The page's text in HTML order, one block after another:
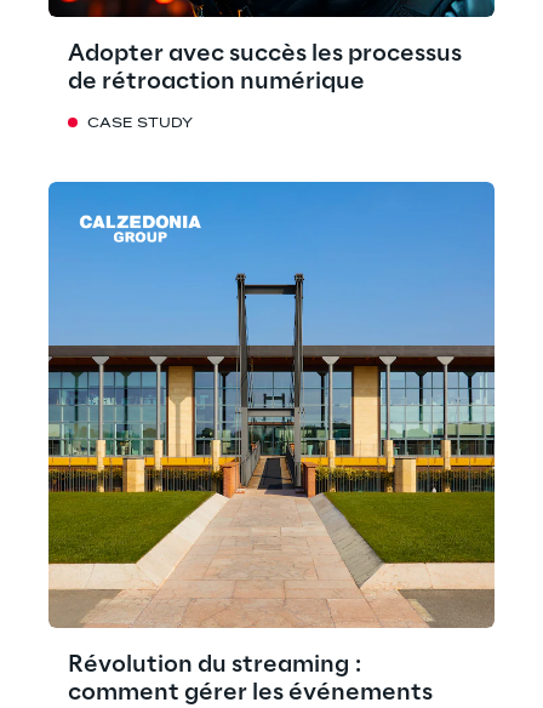
Adopter avec succès les processus
de rétroaction numérique
CASE STUDY
Révolution du streaming :
comment gérer les événements